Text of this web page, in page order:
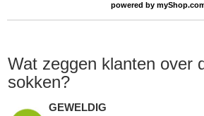
powered by
Wat zeggen klanten over
sokken?
GEWELDIG